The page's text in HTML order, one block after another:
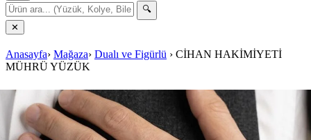
🔍
✕
Anasayfa› Mağaza› Dualı ve Figürlü › CİHAN HAKİMİYETİ
MÜHRÜ YÜZÜK